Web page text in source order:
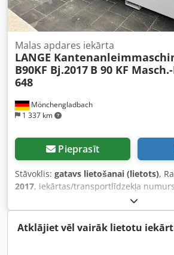
Mönchengladbach
1 337 km
Malas apdares iekārta
LANGE
B90KF Bj.2017 B 90 KF
648
Pieprasīt
Stāvoklis: gatavs lietošanai (lietots),
2017, iekārtas/transportlīdzekļa
pilnībā funkcionāls
347 h, jauda:6,8 kW (9,25 zs), ieejas
ieejas frekvence:50 Hz, ievades strāvas
sagataves augstums (maks.):
Atklājiet vēl vairāk lietotu